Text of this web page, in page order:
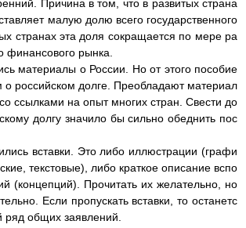
Причина в том, что в развитых страна
малую долю всего государственного
странах эта доля сокращается по мере ра
финансового рынка.
материалы о России. Но от этого пособие
о российском долге. Преобладают материал
ссылками на опыт многих стран. Свести до
долгу значило бы сильно обеднить пос
вставки. Это либо иллюстрации (графи
текстовые), либо краткое описание вспо
(концепций). Прочитать их желательно, но
Если пропускать вставки, то останетс
ряд общих заявлений.